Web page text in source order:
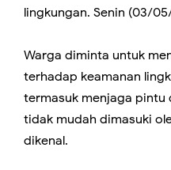
lingkungan. Senin (03/
Warga diminta untuk
terhadap keamanan
termasuk menjaga pintu
tidak mudah dimasuki
dikenal.